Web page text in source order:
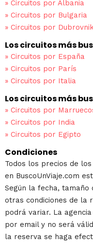
» Circuitos por Albania
» Circuitos por Bulgaria
» Circuitos por
Los circuitos más
» Circuitos por España
» Circuitos por París
» Circuitos por Italia
Los circuitos más
» Circuitos por
» Circuitos por India
» Circuitos por Egipto
Condiciones
Todos los precios de
en BuscoUnViaje.com
Según la fecha,
otras condiciones de la
podrá variar. La
por email y no será
la reserva se haga